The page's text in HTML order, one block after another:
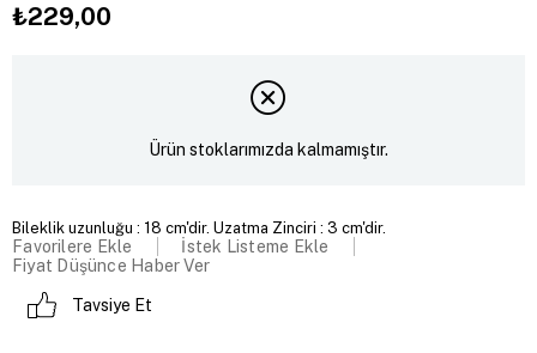
₺229,00
Ürün stoklarımızda kalmamıştır.
Bileklik uzunluğu : 18 cm'dir. Uzatma Zinciri : 3 cm'dir.
Favorilere Ekle
İstek Listeme Ekle
Fiyat Düşünce Haber Ver
Tavsiye Et